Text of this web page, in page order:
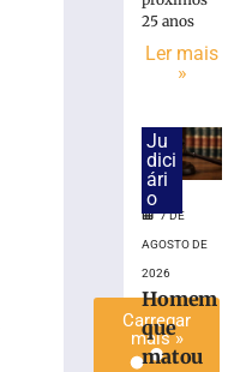
animais
resgatados
Carregar
mais »
25 anos
Ler mais
»
Ju
dici
ári
o
7 DE
AGOSTO DE
2026
Homem
que
matou